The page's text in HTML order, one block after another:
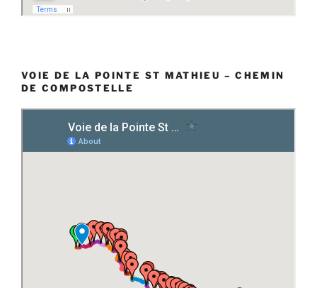
VOIE DE LA POINTE ST MATHIEU – CHEMIN
DE COMPOSTELLE